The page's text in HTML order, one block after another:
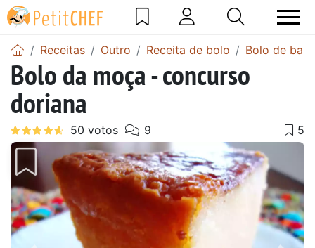
Receitas Outro Receita de bolo Bolo de
Bolo da moça - concurso
doriana